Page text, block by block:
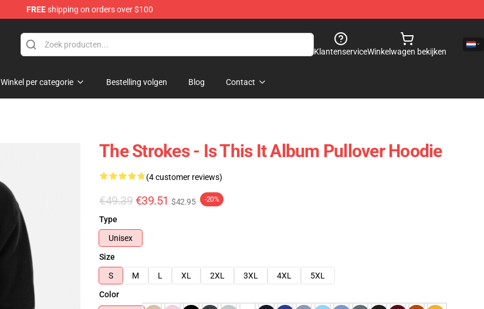
FREEshipping on orders over $100
KlantenserviceWinkelwagen bekijken
Winkel per categorie Bestelling volgen Blog Contact
The Strokes - Is This It Album Pullover Hoodie
(4 customer reviews)
€49.39 €39.51 $42.95 -20%
Type
Unisex
Size
S
M L XL 2XL 3XL 4XL
5XL
Color